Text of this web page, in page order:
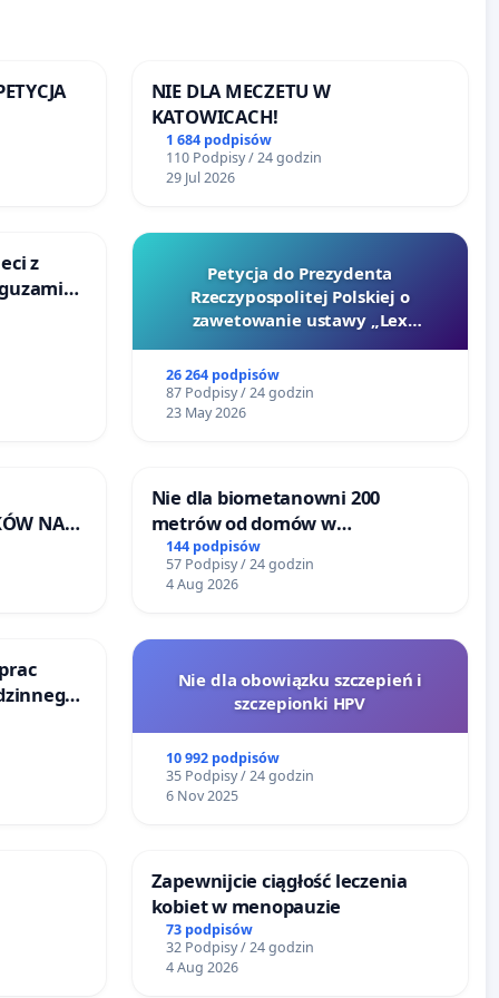
NIE DLA MECZETU W
KATOWICACH!
1 684 podpisów
110 Podpisy / 24 godzin
29 Jul 2026
z
Petycja do Prezydenta
Rzeczypospolitej Polskiej o
zawetowanie ustawy „Lex
26 264 podpisów
87 Podpisy / 24 godzin
23 May 2026
NA
Nie dla biometanowni 200
metrów od domów w
Biernatkach, gm. Wądroże
Wielkie
144 podpisów
57 Podpisy / 24 godzin
4 Aug 2026
Nie dla obowiązku szczepień i
szczepionki HPV
10 992 podpisów
35 Podpisy / 24 godzin
6 Nov 2025
Zapewnijcie ciągłość leczenia
kobiet w menopauzie
73 podpisów
32 Podpisy / 24 godzin
4 Aug 2026